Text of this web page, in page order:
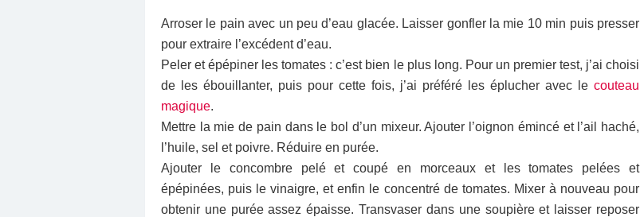
Arroser le pain avec un peu d’eau glacée. Laisser gonfler la mie 10 min puis presser
pour ex­traire l’excédent d’eau.
Peler et épépiner les tomates : c’est bien le plus long. Pour un premier test, j’ai choisi
de les ébouillanter, puis pour cette fois, j’ai préféré les éplucher avec le couteau
magique.
Mettre la mie de pain dans le bol d’un mixeur. Ajouter l’oi­gnon émincé et l’ail haché,
l’huile, sel et poivre. Réduire en purée.
Ajouter le concombre pelé et coupé en morceaux et les toma­tes pelées et
épépinées, puis le vinaigre, et enfin le concentré de tomates. Mixer à nouveau pour
obtenir une purée assez épaisse. Transvaser dans une soupière et laisser reposer